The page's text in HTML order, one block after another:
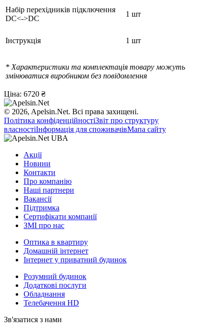
Набір перехідників підключення
DC<->DC
1 шт
Інструкція 1 шт
* Характеристики та комплектація товару можуть
змінюватися виробником без повідомлення
Ціна: 6720 ₴
© 2026, Apelsin.Net. Всі права захищені.
Політика конфіденційностіЗвіт про структуру
власностіІнформація для споживачівМапа сайту
Акції
Новини
Контакти
Про компанію
Наші партнери
Вакансії
Підтримка
Сертифікати компанії
ЗМІ про нас
Оптика в квартиру
Домашній інтернет
Інтернет у приватний будинок
Розумний будинок
Додаткові послуги
Обладнання
Телебачення HD
Зв'язатися з нами